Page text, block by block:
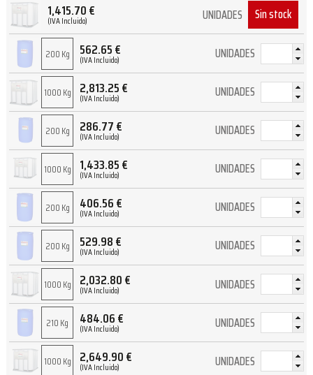
1,415.70€
(IVA Incluido) UNIDADES Sin stock
200 Kg 562.65€
(IVA Incluido) UNIDADES
1000 Kg 2,813.25€
(IVA Incluido) UNIDADES
200 Kg 286.77€
(IVA Incluido) UNIDADES
1000 Kg 1,433.85€
(IVA Incluido) UNIDADES
200 Kg 406.56€
(IVA Incluido) UNIDADES
200 Kg 529.98€
(IVA Incluido) UNIDADES
1000 Kg 2,032.80€
(IVA Incluido) UNIDADES
210 Kg 484.06€
(IVA Incluido) UNIDADES
1000 Kg 2,649.90€
(IVA Incluido) UNIDADES